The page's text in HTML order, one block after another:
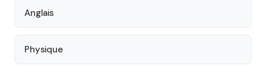
Anglais
Physique